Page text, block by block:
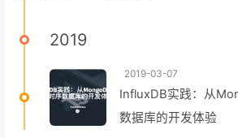
2019
2019-03-07
InfluxDB实践：从
数据库的开发体验